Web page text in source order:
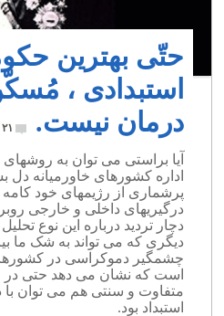
حتّی بهترین
استبدادی ،
درمان نیست.
۲۱
آیا براستی می توان به
اداره کشورهای خاورمیانه
پرشماری از رژیمهای خود
درگیریهای داخلی و خارجی
دچار تردید درباره این نوع
دیگری که می تواند به شک ما
چشمگیر دموکراسی در
است که نشان می دهد حتی در
متفاوت و سنتی هم می توان با
استبداد بود.